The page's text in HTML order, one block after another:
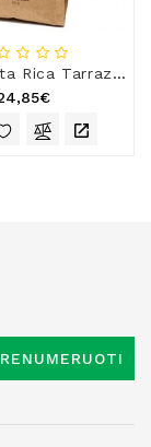
Kava „Costa Rica Tarrazu“